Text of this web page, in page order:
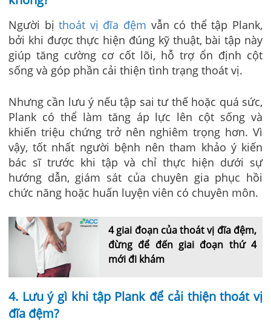
Người bịthoát vị đĩa đệm vẫn có thể tập Plank,
bởi khi được thực hiện đúng kỹ thuật, bài tập này
giúp tăng cường cơ cốt lõi, hỗ trợ ổn định cột
sống và góp phần cải thiện tình trạng thoát vị.
Nhưng cần lưu ý nếu tập sai tư thế hoặc quá sức,
Plank có thể làm tăng áp lực lên cột sống và
khiến triệu chứng trở nên nghiêm trọng hơn. Vì
vậy, tốt nhất người bệnh nên tham khảo ý kiến
bác sĩ trước khi tập và chỉ thực hiện dưới sự
hướng dẫn, giám sát của chuyên gia phục hồi
chức năng hoặc huấn luyện viên có chuyên môn.
4 giai đoạn của thoát vị đĩa đệm,
đừng để đến giai đoạn thứ 4
mới đi khám
4. Lưu ý gì khi tập Plank để cải thiện thoát vị
đĩa đệm?